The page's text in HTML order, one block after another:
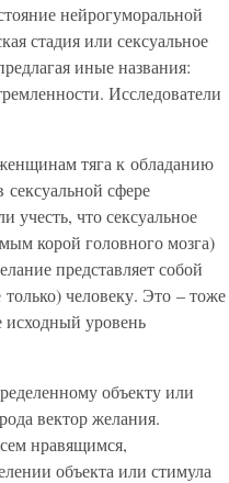
нейрогуморальной
стадия или сексуальное
иные названия:
Исследователи
тяга к обладанию
сфере
учесть, что сексуальное
корой головного мозга)
представляет собой
человеку. Это – тоже
исходный уровень
объекту или
вектор желания.
нравящимся,
объекта или стимула